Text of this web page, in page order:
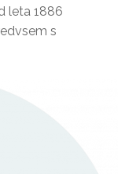
leta 1886
s